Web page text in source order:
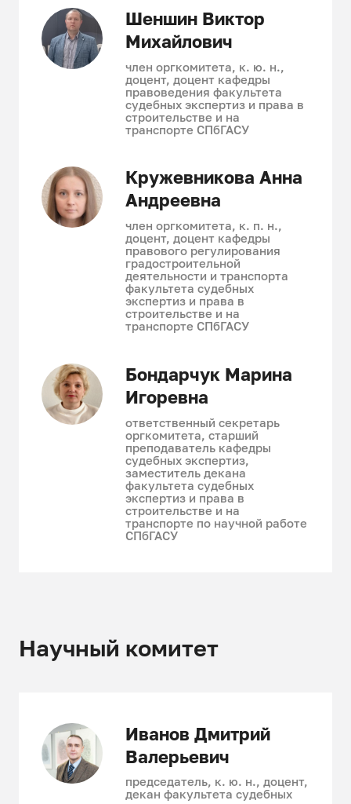
Шеншин Виктор
Михайлович
член оргкомитета, к. ю. н.,
доцент, доцент кафедры
правоведения факультета
судебных экспертиз и права в
строительстве и на
транспорте СПбГАСУ
Кружевникова Анна
Андреевна
член оргкомитета, к. п. н.,
доцент, доцент кафедры
правового регулирования
градостроительной
деятельности и транспорта
факультета судебных
экспертиз и права в
строительстве и на
транспорте СПбГАСУ
Бондарчук Марина
Игоревна
ответственный секретарь
оргкомитета, старший
преподаватель кафедры
судебных экспертиз,
заместитель декана
факультета судебных
экспертиз и права в
строительстве и на
транспорте по научной работе
СПбГАСУ
Научный комитет
Иванов Дмитрий
Валерьевич
председатель, к. ю. н., доцент,
декан факультета судебных